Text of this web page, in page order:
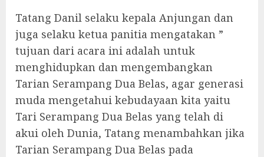
Tatang Danil selaku kepala Anjungan dan
juga selaku ketua panitia mengatakan ”
tujuan dari acara ini adalah untuk
menghidupkan dan mengembangkan
Tarian Serampang Dua Belas, agar generasi
muda mengetahui kebudayaan kita yaitu
Tari Serampang Dua Belas yang telah di
akui oleh Dunia, Tatang menambahkan jika
Tarian Serampang Dua Belas pada